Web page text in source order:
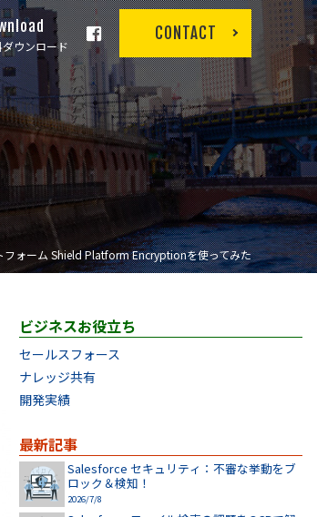
ダウンロード
CONTACT
フォーム Shield Platform Encryptionを使ってみた
ビジネスお役立ち
セールスフォース
ナレッジ共有
開発実績
最新記事
Salesforce セキュリティ：不審な挙動をブ
ロック＆検知！
2026/7/8